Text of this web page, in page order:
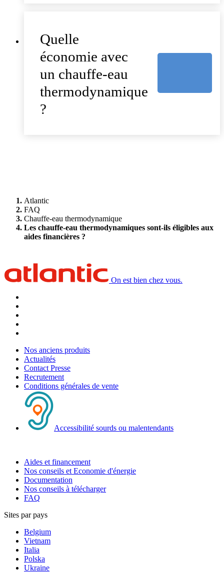
Quelle
économie avec
un chauffe-eau
thermodynamique
?
Atlantic
FAQ
Chauffe-eau thermodynamique
Les chauffe-eau thermodynamiques sont-ils éligibles aux
aides financières ?
On est bien chez vous.
Nos anciens produits
Actualités
Contact Presse
Recrutement
Conditions générales de vente
Accessibilité sourds ou malentendants
Aides et financement
Nos conseils et Economie d'énergie
Documentation
Nos conseils à télécharger
FAQ
Sites par pays
Belgium
Vietnam
Italia
Polska
Ukraine